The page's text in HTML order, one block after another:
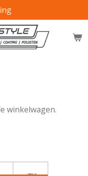
winkelwagen.